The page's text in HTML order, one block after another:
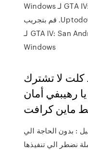
‫قم بنتزيل GTA IV: San AndreasBeta3 لـ Windows
مجانا، و بدون فيروسات، من Uptodown. قم بتجريب
آخر إصدار من GTA IV: San Andreas2013 لـ
Windows
كلت لا تشترك
رهيبفي أمان
: بدون الحاجة الي
نضطر الي تنفيذها